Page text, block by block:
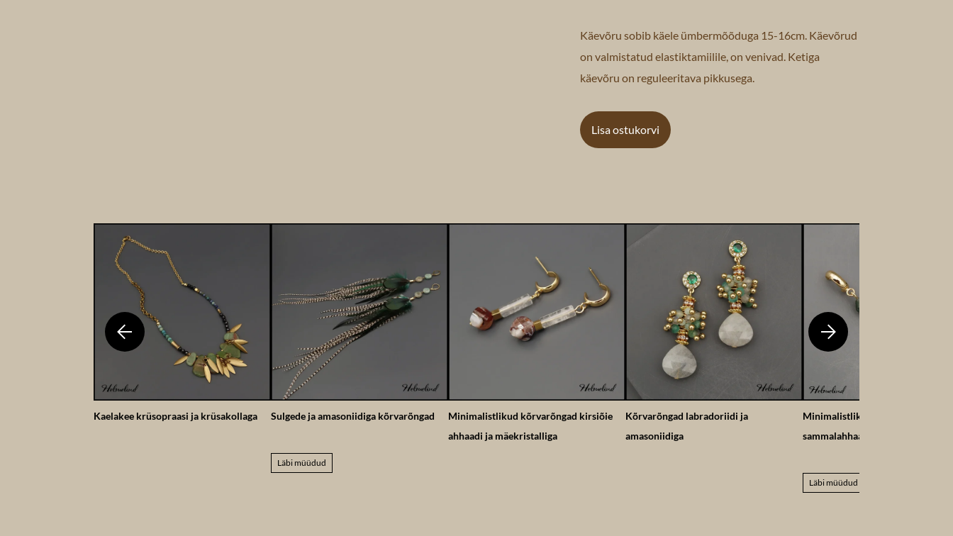
Käevõru sobib käele ümbermõõduga 15-16cm. Käevõrud
on valmistatud elastiktamiilile, on venivad. Ketiga
käevõru on reguleeritava pikkusega.
Lisa ostukorvi
Kaelakee krüsopraasi ja krüsakollaga Sulgede ja amasoniidiga kõrvarõngad
Läbi müüdud
Minimalistlikud kõrvarõngad kirsiõie
ahhaadi ja mäekristalliga
Kõrvarõngad labradoriidi ja
amasoniidiga
Minimalistlikud kõrvarõngad
sammalahhaadiga
Läbi müüdud